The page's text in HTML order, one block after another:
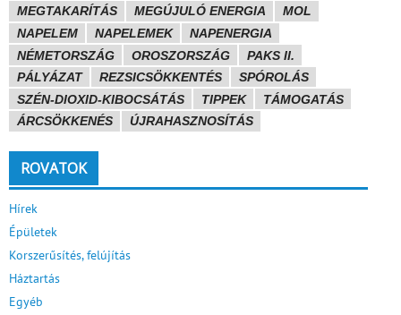
MEGTAKARÍTÁS
MEGÚJULÓ ENERGIA
MOL
NAPELEM
NAPELEMEK
NAPENERGIA
NÉMETORSZÁG
OROSZORSZÁG
PAKS II.
PÁLYÁZAT
REZSICSÖKKENTÉS
SPÓROLÁS
SZÉN-DIOXID-KIBOCSÁTÁS
TIPPEK
TÁMOGATÁS
ÁRCSÖKKENÉS
ÚJRAHASZNOSÍTÁS
ROVATOK
Hírek
Épületek
Korszerűsítés, felújítás
Háztartás
Egyéb